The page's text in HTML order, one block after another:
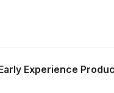
Experience